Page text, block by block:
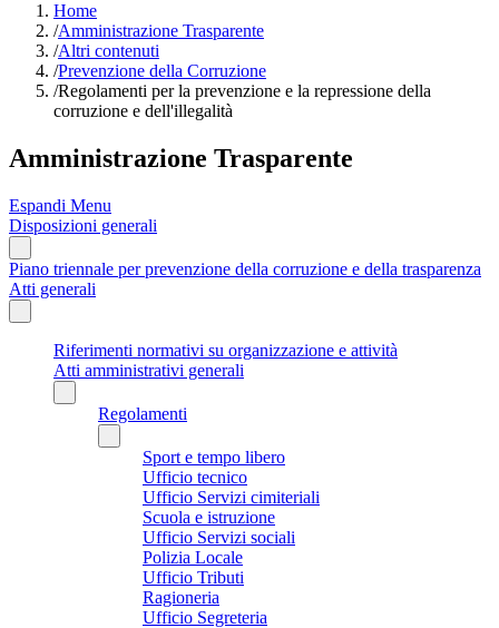
Home
/Amministrazione Trasparente
/Altri contenuti
/Prevenzione della Corruzione
/Regolamenti per la prevenzione e la repressione della
corruzione e dell'illegalità
Amministrazione Trasparente
Espandi Menu
Disposizioni generali
Piano triennale per prevenzione della corruzione e della trasparenza
Atti generali
Riferimenti normativi su organizzazione e attività
Atti amministrativi generali
Regolamenti
Sport e tempo libero
Ufficio tecnico
Ufficio Servizi cimiteriali
Scuola e istruzione
Ufficio Servizi sociali
Polizia Locale
Ufficio Tributi
Ragioneria
Ufficio Segreteria